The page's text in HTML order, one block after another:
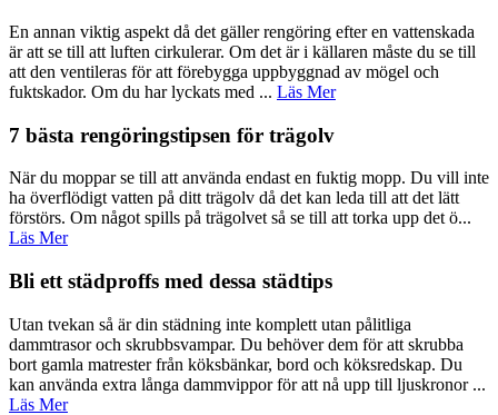
En annan viktig aspekt då det gäller rengöring efter en vattenskada
är att se till att luften cirkulerar. Om det är i källaren måste du se till
att den ventileras för att förebygga uppbyggnad av mögel och
fuktskador. Om du har lyckats med ... Läs Mer
7 bästa rengöringstipsen för trägolv
När du moppar se till att använda endast en fuktig mopp. Du vill inte
ha överflödigt vatten på ditt trägolv då det kan leda till att det lätt
förstörs. Om något spills på trägolvet så se till att torka upp det ö...
Läs Mer
Bli ett städproffs med dessa städtips
Utan tvekan så är din städning inte komplett utan pålitliga
dammtrasor och skrubbsvampar. Du behöver dem för att skrubba
bort gamla matrester från köksbänkar, bord och köksredskap. Du
kan använda extra långa dammvippor för att nå upp till ljuskronor ...
Läs Mer